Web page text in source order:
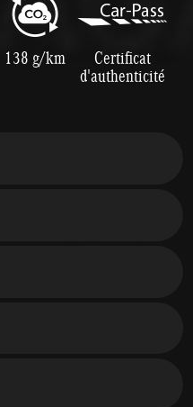
138 g/km Certificat
d'authenticité